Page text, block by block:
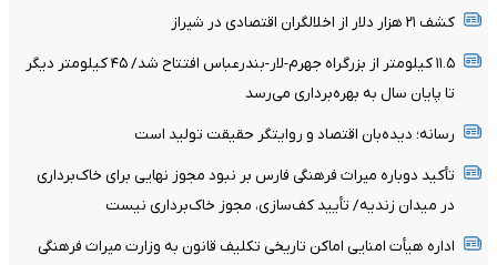
کشف ۲۱ هزار دلار از اخلالگران اقتصادی در شیراز
۱۱.۵ کیلومتر از بزرگراه جهرم-لار-بندرعباس افتتاح شد/ ۴۵ کیلومتر دیگر
تا پایان سال به بهره‌برداری می‌رسد
رسانه؛ دیده‌بان اقتصاد و روایتگر حقیقت تولید است
تأکید دوباره میراث فرهنگی فارس بر نبود مجوز نهایی برای خاک‌برداری
در میدان زندیه/ تأیید کف‌سازی، مجوز خاک‌برداری نیست
اداره هیأت امنایی اماکن تاریخی تکلیف قانون به وزارت میراث فرهنگی